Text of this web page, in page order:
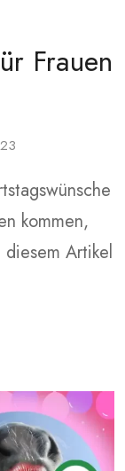
Frauen
kommen,
Artikel